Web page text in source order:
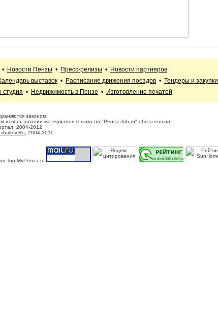
• Новости Пензы • Пресс-релизы • Новости партнеров
выставок • Расписание движения поездов • Тендеры и закупки
студия • Недвижимость в Пензе • Изготовление печатей
законом.
использовании материалов ссылка на "Penza-Job.ru" обязательна.
2004-2012
, 2004-2011